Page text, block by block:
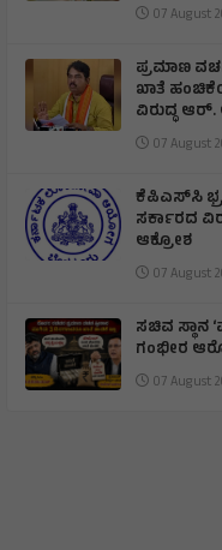
07 August
ಪ್ರಮಾಣ
ಖಾತೆ
ವಿರುದ್ಧ
07 August
ಕೆಪಿಎಸ್‌ಸಿ
ಸರ್ಕಾರದ
ಆಕ್ರೋಶ
07 August
ಸಚಿವ ಸ್ಥಾನ
ಗಂಭೀರ
07 August